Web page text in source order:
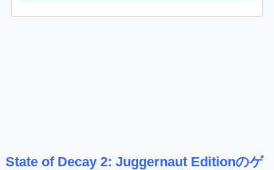
State of Decay 2: Juggernaut Editionのゲ